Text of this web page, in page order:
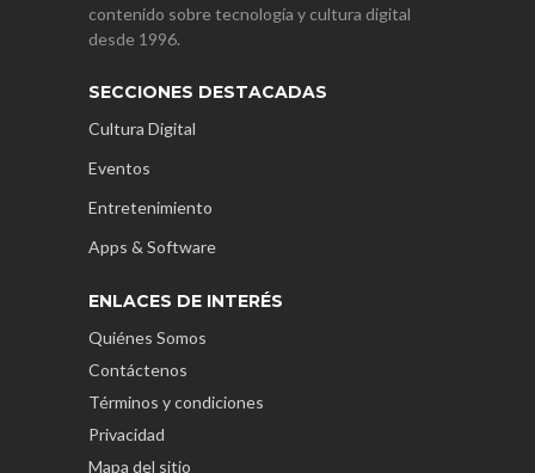
contenido sobre tecnología y cultura digital
desde 1996.
SECCIONES DESTACADAS
Cultura Digital
Eventos
Entretenimiento
Apps & Software
ENLACES DE INTERÉS
Quiénes Somos
Contáctenos
Términos y condiciones
Privacidad
Mapa del sitio